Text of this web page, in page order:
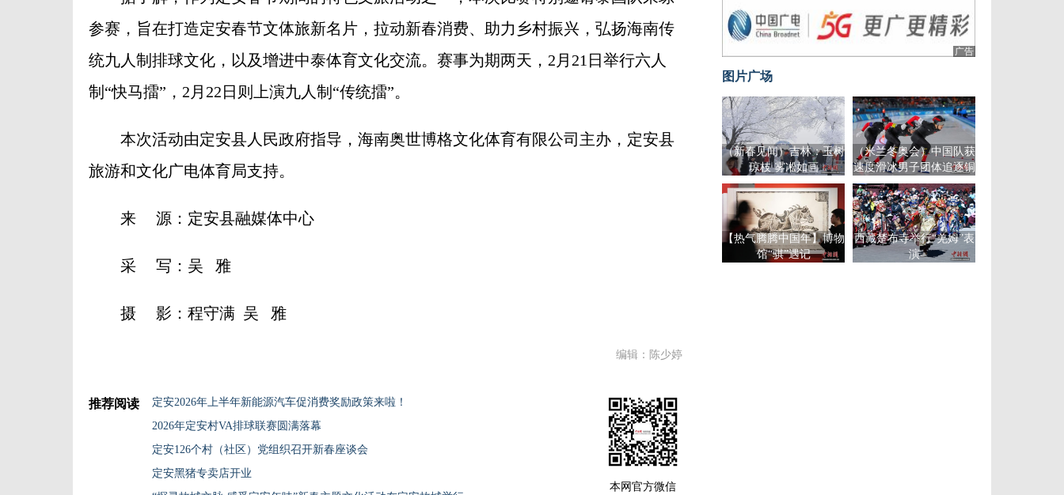
参赛，旨在打造定安春节文体旅新名片，拉动新春消费、助力乡村振兴，弘扬海南传
统九人制排球文化，以及增进中泰体育文化交流。赛事为期两天，2月21日举行六人
制“快马擂”，2月22日则上演九人制“传统擂”。
本次活动由定安县人民政府指导，海南奥世博格文化体育有限公司主办，定安县
旅游和文化广电体育局支持。
来 源：定安县融媒体中心
采 写：吴 雅
摄 影：程守满 吴 雅
编辑：陈少婷
推荐阅读
定安2026年上半年新能源汽车促消费奖励政策来啦！
2026年定安村VA排球联赛圆满落幕
定安126个村（社区）党组织召开新春座谈会
定安黑猪专卖店开业
本网官方微信
广告
图片广场
（新春见闻）吉林：玉树
琼枝 雾凇如画
（米兰冬奥会）中国队获
速度滑冰男子团体追逐铜
牌
【热气腾腾中国年】博物
馆“骐”遇记
西藏楚布寺举行“羌姆”表
演